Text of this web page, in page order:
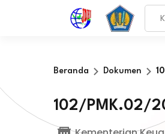
Beranda Dokumen
102/PMK.02/